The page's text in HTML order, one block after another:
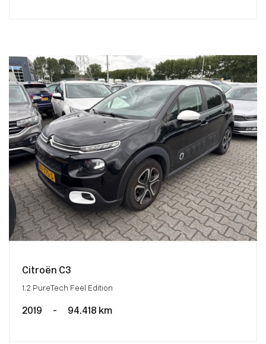
Citroën C3
1.2 PureTech Feel Edition
2019 - 94.418 km